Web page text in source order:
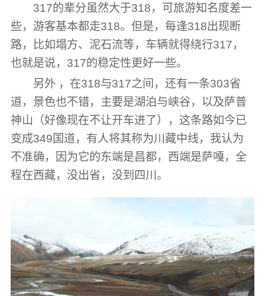
317的辈分虽然大于318，可旅游知名度差一
些，游客基本都走318。但是，每逢318出现断
路，比如塌方、泥石流等，车辆就得绕行317，
也就是说，317的稳定性更好一些。
另外 ，在318与317之间，还有一条303省
道，景色也不错，主要是湖泊与峡谷，以及萨普
神山（好像现在不让开车进了），这条路如今已
变成349国道，有人将其称为川藏中线，我认为
不准确，因为它的东端是昌都，西端是萨嘎，全
程在西藏，没出省，没到四川。